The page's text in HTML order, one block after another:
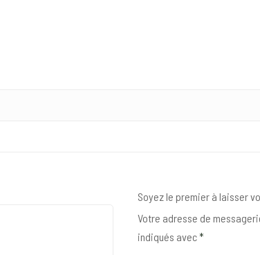
Soyez le premier à laisser
Votre adresse de
indiqués avec*